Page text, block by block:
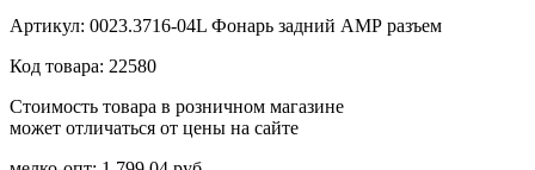
Артикул: 0023.3716-04L Фонарь задний АМР разъем
Код товара: 22580
Стоимость товара в розничном магазине
может отличаться от цены на сайте